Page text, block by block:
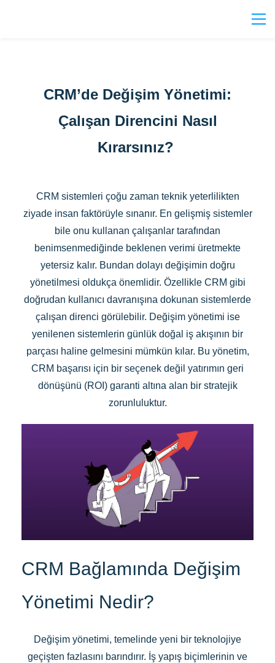
CRM’de Değişim Yönetimi:
Çalışan Direncini Nasıl
Kırarsınız?
CRM sistemleri çoğu zaman teknik yeterlilikten
ziyade insan faktörüyle sınanır. En gelişmiş sistemler
bile onu kullanan çalışanlar tarafından
benimsenmediğinde beklenen verimi üretmekte
yetersiz kalır. Bundan dolayı değişimin doğru
yönetilmesi oldukça önemlidir. Özellikle CRM gibi
doğrudan kullanıcı davranışına dokunan sistemlerde
çalışan direnci görülebilir. Değişim yönetimi ise
yenilenen sistemlerin günlük doğal iş akışının bir
parçası haline gelmesini mümkün kılar. Bu yönetim,
CRM başarısı için bir seçenek değil yatırımın geri
dönüşünü (ROI) garanti altına alan bir stratejik
zorunluluktur.
CRM Bağlamında Değişim
Yönetimi Nedir?
Değişim yönetimi, temelinde yeni bir teknolojiye
geçişten fazlasını barındırır. İş yapış biçimlerinin ve